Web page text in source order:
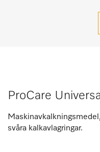
ProCare
svåra kalkavlagringar.